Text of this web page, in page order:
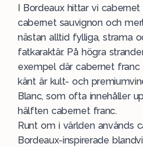
I Bordeaux hittar vi
cabernet sauvignon och
nästan alltid fylliga, strama
fatkaraktär. På högra
exempel där cabernet
känt är kult- och
Blanc, som ofta innehåller
hälften cabernet franc.
Runt om i världen används
Bordeaux-inspirerade